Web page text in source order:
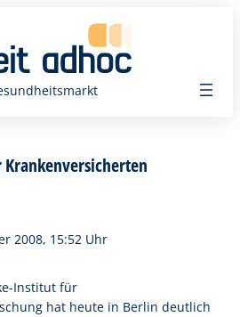
2008, 15:52 Uhr
Institut für
hat heute in Berlin deutlich